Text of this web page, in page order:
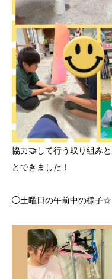
協力🤝して行う取り組み
とできました！
◯土曜日の午前中の様子☆